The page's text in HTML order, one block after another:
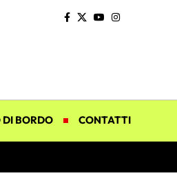
DI BORDO CONTATTI